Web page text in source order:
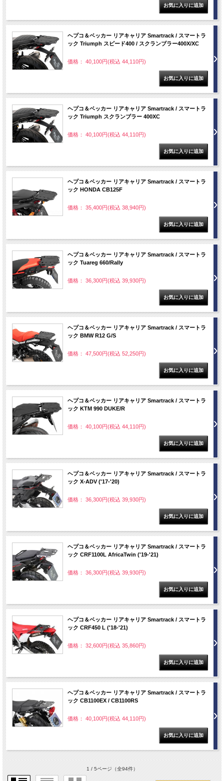
ヘプコ＆ベッカー リアキャリア Smartrack / スマートラ
ック Triumph スピード400 / スクランブラー400X/XC
価格： 40,100円(税込 44,110円)
ヘプコ＆ベッカー リアキャリア Smartrack / スマートラ
ック Triumph スクランブラー 400XC
価格： 40,100円(税込 44,110円)
ヘプコ＆ベッカー リアキャリア Smartrack / スマートラ
ック HONDA CB125F
価格： 35,400円(税込 38,940円)
ヘプコ＆ベッカー リアキャリア Smartrack / スマートラ
ック Tuareg 660/Rally
価格： 36,300円(税込 39,930円)
ヘプコ＆ベッカー リアキャリア Smartrack / スマートラ
ック BMW R12 G/S
価格： 47,500円(税込 52,250円)
ヘプコ＆ベッカー リアキャリア Smartrack / スマートラ
ック KTM 990 DUKE/R
価格： 40,100円(税込 44,110円)
ヘプコ＆ベッカー リアキャリア Smartrack / スマートラ
ック X-ADV ('17-'20)
価格： 36,300円(税込 39,930円)
ヘプコ＆ベッカー リアキャリア Smartrack / スマートラ
ック CRF1100L AfricaTwin ('19-'21)
価格： 36,300円(税込 39,930円)
ヘプコ＆ベッカー リアキャリア Smartrack / スマートラ
ック CRF450 L ('18-'21)
価格： 32,600円(税込 35,860円)
ヘプコ＆ベッカー リアキャリア Smartrack / スマートラ
ック CB1100EX / CB1100RS
価格： 40,100円(税込 44,110円)
1 / 5ページ（全94件）